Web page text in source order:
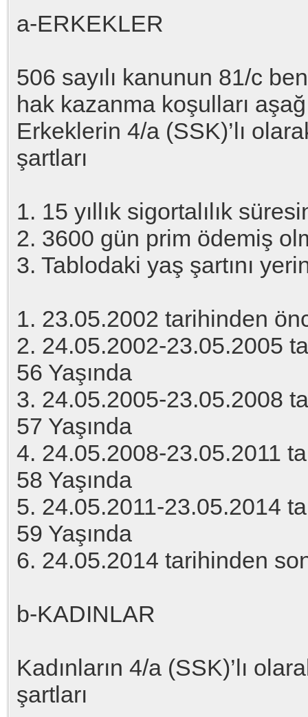
a-ERKEKLER
506 sayılı kanunun 81/c
hak kazanma koşulları
Erkeklerin 4/a (SSK)’lı
şartları
1. 15 yıllık sigortalılık
2. 3600 gün prim ödemiş
3. Tablodaki yaş şartını
1. 23.05.2002 tarihinden
2. 24.05.2002-23.05.2005
56 Yaşında
3. 24.05.2005-23.05.2008
57 Yaşında
4. 24.05.2008-23.05.2011
58 Yaşında
5. 24.05.2011-23.05.2014
59 Yaşında
6. 24.05.2014 tarihinden
b-KADINLAR
Kadınların 4/a (SSK)’lı
şartları